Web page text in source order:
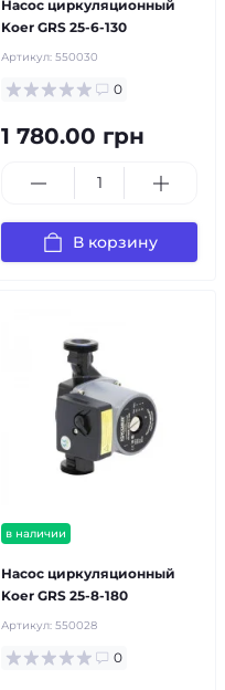
Насос циркуляционный
Koer GRS 25-6-130
Артикул: 550030
0
1 780.00 грн
В корзину
в наличии
Насос циркуляционный
Koer GRS 25-8-180
Артикул: 550028
0